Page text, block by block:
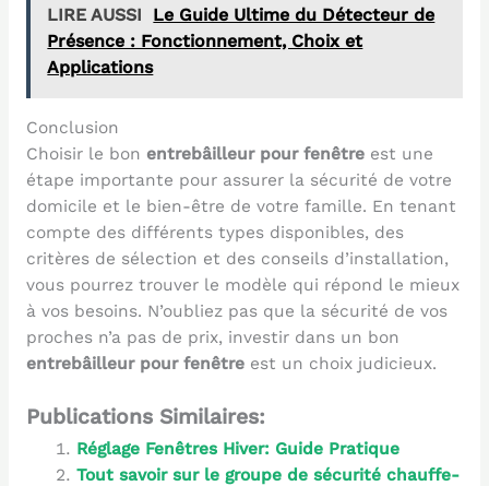
LIRE AUSSI
Le Guide Ultime du Détecteur de
Présence : Fonctionnement, Choix et
Applications
Conclusion
Choisir le bon entrebâilleur pour fenêtreest une
étape importante pour assurer la sécurité de votre
domicile et le bien-être de votre famille. En tenant
compte des différents types disponibles, des
critères de sélection et des conseils d’installation,
vous pourrez trouver le modèle qui répond le mieux
à vos besoins. N’oubliez pas que la sécurité de vos
proches n’a pas de prix, investir dans un bon
entrebâilleur pour fenêtreest un choix judicieux.
Publications Similaires:
Réglage Fenêtres Hiver: Guide Pratique
Tout savoir sur le groupe de sécurité chauffe-